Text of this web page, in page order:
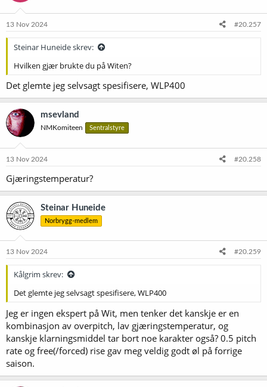
13 Nov 2024 #20.257
Steinar Huneide skrev:
Hvilken gjær brukte du på Witen?
Det glemte jeg selvsagt spesifisere, WLP400
msevland
NMKomiteen Sentralstyre
13 Nov 2024 #20.258
Gjæringstemperatur?
Steinar Huneide
Norbrygg-medlem
13 Nov 2024 #20.259
Kålgrim skrev:
Det glemte jeg selvsagt spesifisere, WLP400
Jeg er ingen ekspert på Wit, men tenker det kanskje er en
kombinasjon av overpitch, lav gjæringstemperatur, og
kanskje klarningsmiddel tar bort noe karakter også? 0.5 pitch
rate og free(/forced) rise gav meg veldig godt øl på forrige
saison.